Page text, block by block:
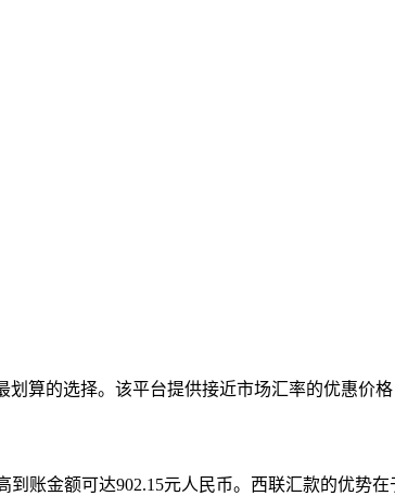
划算的选择。该平台提供接近市场汇率的优惠价
账金额可达902.15元人民币。西联汇款的优势